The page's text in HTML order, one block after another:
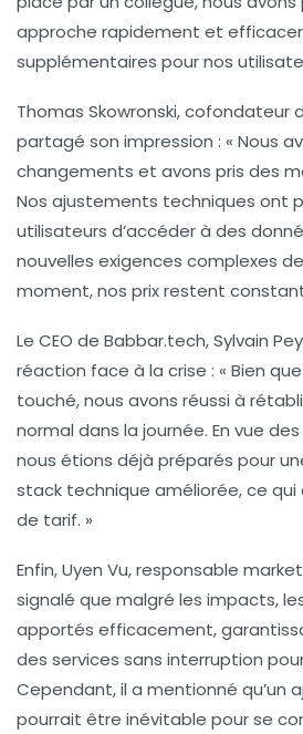
approche rapidement et
supplémentaires pour nos
Thomas Skowronski, cofondateur
partagé son impression : « Nous
changements et avons pris des
Nos ajustements techniques ont
utilisateurs d’accéder à des
nouvelles exigences complexes
moment, nos prix restent
Le CEO de Babbar.tech,Sylvain
réaction face à la crise : « Bien
touché, nous avons réussi à
normal dans la journée. En vue
nous étions déjà préparés pour
stack technique améliorée, ce
de tarif. »
Enfin,Uyen Vu, responsable
signalé que malgré les impacts,
apportés efficacement,
des services sans interruption
Cependant, il a mentionné qu’un
pourrait être inévitable pour se